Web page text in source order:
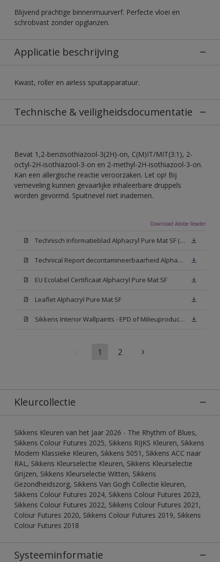
Blijvend prachtige binnenmuurverf. Perfecte vloei en
schrobvast zonder opglanzen.
Applicatie beschrijving
Kwast, roller en airless spuitapparatuur.
Technische & veiligheidsdocumentatie
Bevat 1,2-benzisothiazool-3(2H)-on, C(M)IT/MIT(3:1), 2-
octyl-2H-isothiazool-3-on en 2-methyl-2H-isothiazool-3-on.
Kan een allergische reactie veroorzaken. Let op! Bij
verneveling kunnen gevaarlijke inhaleerbare druppels
worden gevormd. Spuitnevel niet inademen.
Download Adobe Reader
Technisch Informatieblad Alphacryl Pure Mat SF (New Livery) (PDF)
Technical Report decontamineerbaarheid Alphacryl Pure Mat SF
EU Ecolabel Certificaat Alphacryl Pure Mat SF
Leaflet Alphacryl Pure Mat SF
Sikkens Interior Wallpaints - EPD of Milieuproductverklaring
1 2
Kleurcollectie
Sikkens Kleuren van het Jaar 2026 - The Rhythm of Blues,
Sikkens Colour Futures 2025, Sikkens RIJKS Kleuren, Sikkens
Modern Klassieke Kleuren, Sikkens 5051, Sikkens ACC naar
RAL, Sikkens Kleurselectie Kleuren, Sikkens Kleurselectie
Grijzen, Sikkens Kleurselectie Witten, Sikkens
Gezondheidszorg, Sikkens Van Gogh Collectie kleuren,
Sikkens Colour Futures 2024, Sikkens Colour Futures 2023,
Sikkens Colour Futures 2022, Sikkens Colour Futures 2021,
Colour Futures 2020, Sikkens Colour Futures 2019, Sikkens
Colour Futures 2018
Systeeminformatie